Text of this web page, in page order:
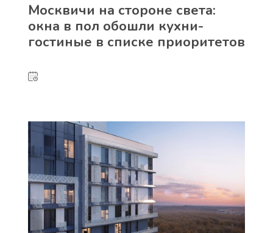
Москвичи на стороне света:
окна в пол обошли кухни-
гостиные в списке приоритетов